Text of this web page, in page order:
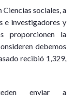
sociales, a
e investigadores y
proporcionen la
debemos
recibió 1,329,
enviar a